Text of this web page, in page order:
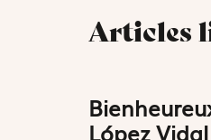
Articles
López Vidal